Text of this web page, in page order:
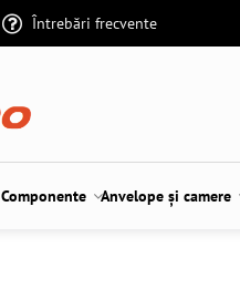
Întrebări frecvente
Componente Anvelope și camere